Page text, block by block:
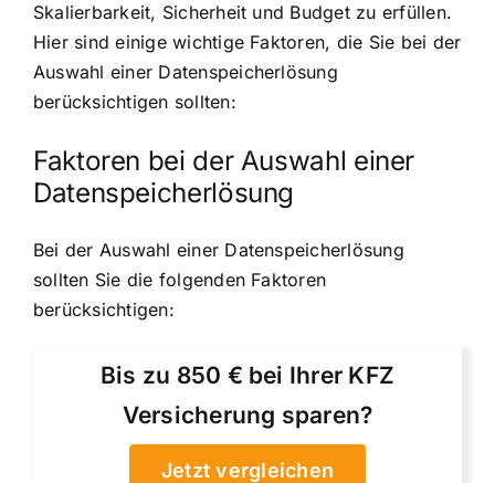
Skalierbarkeit, Sicherheit und Budget zu erfüllen.
Hier sind einige wichtige Faktoren, die Sie bei der
Auswahl einer Datenspeicherlösung
berücksichtigen sollten:
Faktoren bei der Auswahl einer
Datenspeicherlösung
Bei der Auswahl einer Datenspeicherlösung
sollten Sie die folgenden Faktoren
berücksichtigen:
Bis zu 850 € bei Ihrer KFZ
Versicherung sparen?
Jetzt vergleichen